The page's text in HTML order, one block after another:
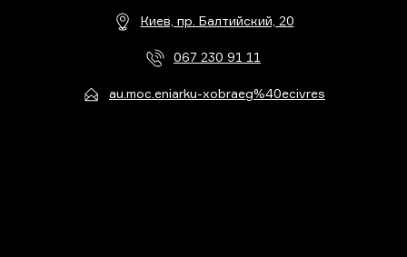
Киев, пр. Балтийский, 20
067 230 91 11
au.moc.eniarku-xobraeg%40ecivres